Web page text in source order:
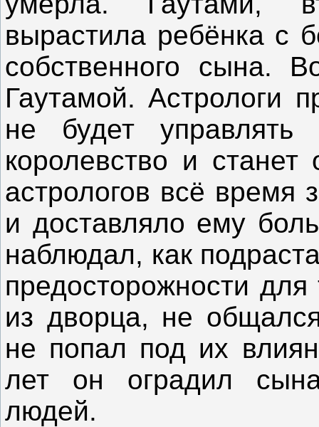
вырастила ребёнка с
собственного сына.
Гаутамой. Астрологи
не будет управлять
королевство и
астрологов всё время
и доставляло ему
наблюдал, как
предосторожности
из дворца, не
не попал под их
лет он оградил
людей.